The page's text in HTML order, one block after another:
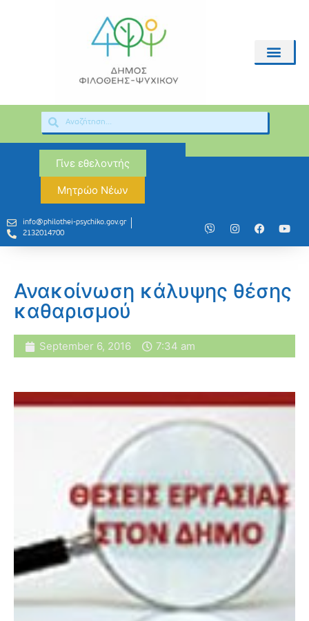
Γίνε εθελοντής
Μητρώο Νέων
info@philothei-psychiko.gov.gr
2132014700
Ανακοίνωση κάλυψης θέσης
καθαρισμού
September 6, 2016 7:34 am